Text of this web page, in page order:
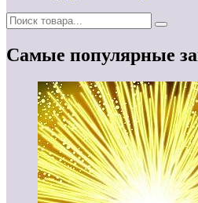
Самые популярные